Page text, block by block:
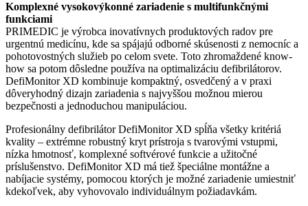
Komplexné vysokovýkonné zariadenie s multifunkčnými
funkciami
PRIMEDIC je výrobca inovatívnych produktových radov pre
urgentnú medicínu, kde sa spájajú odborné skúsenosti z nemocníc a
pohotovostných služieb po celom svete. Toto zhromaždené know-
how sa potom dôsledne používa na optimalizáciu defibrilátorov.
DefiMonitor XD kombinuje kompaktný, osvedčený a v praxi
dôveryhodný dizajn zariadenia s najvyššou možnou mierou
bezpečnosti a jednoduchou manipuláciou.
Profesionálny defibrilátor DefiMonitor XD spĺňa všetky kritériá
kvality – extrémne robustný kryt prístroja s tvarovými vstupmi,
nízka hmotnosť, komplexné softvérové ​​funkcie a užitočné
príslušenstvo. DefiMonitor XD má tiež špeciálne montážne a
nabíjacie systémy, pomocou ktorých je možné zariadenie umiestniť
kdekoľvek, aby vyhovovalo individuálnym požiadavkám.